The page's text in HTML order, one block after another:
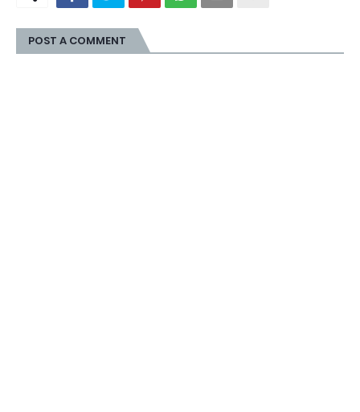
POST A COMMENT